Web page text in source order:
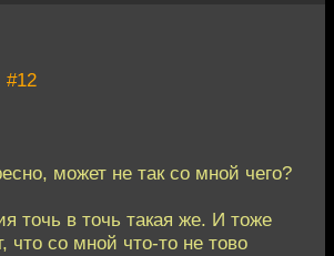
#12
может не так со мной чего?
точь в точь такая же. И тоже
со мной что-то не тово